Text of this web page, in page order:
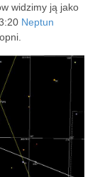
widzimy ją jako
Neptun